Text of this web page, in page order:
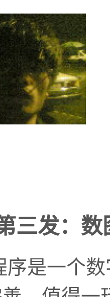
三发：数
序是一个